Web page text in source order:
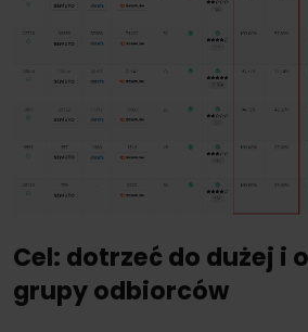
Cel: dotrzeć do dużej i
grupy odbiorców